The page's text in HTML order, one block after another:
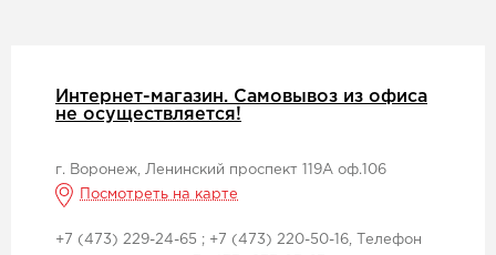
Интернет-магазин. Самовывоз из офиса
не осуществляется!
г. Воронеж, Ленинский проспект 119А оф.106
Посмотреть на карте
+7 (473) 229-24-65 ; +7 (473) 220-50-16, Тeлефон